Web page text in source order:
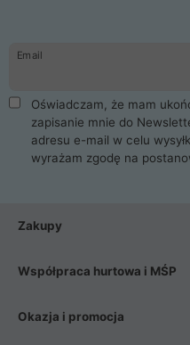
komunikacja ze sklepem
danych osobowych.
ProLine to czysta
Zaopatrzysz się u nas w
takie jak procesory, karty
dyski SSD, M.2 oraz HDD.
najlepszy zasilacz
Poza komputerami mamy
Smartfony takich
wentylatory. Na koniec
Email
Oświadczam, że mam
zapisanie mnie do
adresu e-mail w celu
wyrażam zgodę na
Zakupy
Współpraca hurtowa i MŚP
Okazja i promocja